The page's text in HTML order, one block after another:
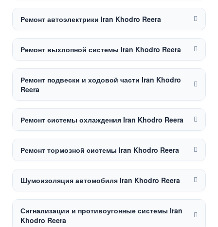
Ремонт автоэлектрики Iran Khodro Reera
Ремонт выхлопной системы Iran Khodro Reera
Ремонт подвески и ходовой части Iran Khodro
Reera
Ремонт системы охлаждения Iran Khodro Reera
Ремонт тормозной системы Iran Khodro Reera
Шумоизоляция автомобиля Iran Khodro Reera
Сигнализации и противоугонные системы Iran
Khodro Reera